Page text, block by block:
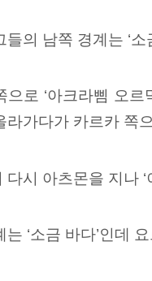
들의 남쪽 경계는 ‘
으로 ‘아크라삠 오
라가다가 카르카 쪽
다시 아츠몬을 지나 ‘
는 ‘소금 바다’인데